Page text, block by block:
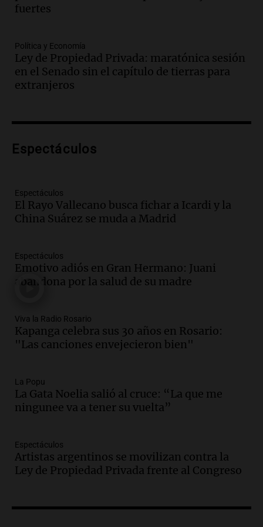
Episodios
avanza con testimonios clave sobre el
accidente en Villa Dolores
Panorama Federal
Episodios
tributo todos los jueves
Episodios
sea, va a ser lindo”
La Cadena del Gol
Episodios
en ludopatía: “Tener el casino en la
mano es muy peligroso”
La Argentina, hoy
Episodios
ciudad de Córdoba para interiorizarse
sobre los parques educativos
Amamos Argentina
Audio.
traerá más lluvias y eventos extremos
durante la primavera
Audio.
Córdoba sigue trabajando para
restablecer el servicio de electricidad
tras fuertes vientos
fuertes
Política y Economía
Ley de Propiedad Privada: maratónica sesión
en el Senado sin el capítulo de tierras para
extranjeros
Espectáculos
Espectáculos
El Rayo Vallecano busca fichar a Icardi y la
China Suárez se muda a Madrid
Espectáculos
Emotivo adiós en Gran Hermano: Juani
abandona por la salud de su madre
Viva la Radio Rosario
Kapanga celebra sus 30 años en Rosario:
"Las canciones envejecieron bien"
La Popu
La Gata Noelia salió al cruce: “La que me
ningunee va a tener su vuelta”
Espectáculos
Artistas argentinos se movilizan contra la
Ley de Propiedad Privada frente al Congreso